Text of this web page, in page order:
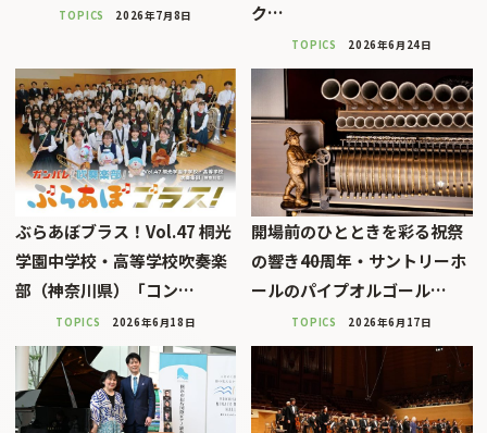
TOPICS 2026年7月8日 ク…
TOPICS 2026年6月24日
ぶらあぼブラス！Vol.47 桐光
学園中学校・高等学校吹奏楽
部（神奈川県）「コン…
TOPICS 2026年6月18日
開場前のひとときを彩る祝祭
の響き――40周年・サントリーホ
ールのパイプオルゴール…
TOPICS 2026年6月17日